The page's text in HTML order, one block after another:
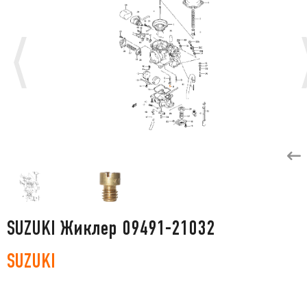
SUZUKI Жиклер 09491-21032
SUZUKI